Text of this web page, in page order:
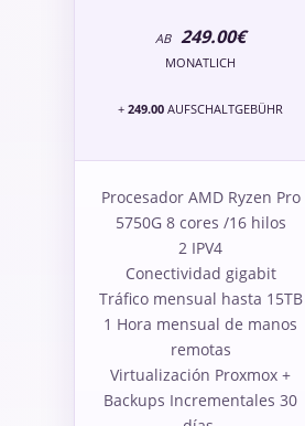
AB 249.00€
MONATLICH
+ 249.00 AUFSCHALTGEBÜHR
Procesador AMD Ryzen Pro
5750G 8 cores /16 hilos
2 IPV4
Conectividad gigabit
Tráfico mensual hasta 15TB
1 Hora mensual de manos
remotas
Virtualización Proxmox +
Backups Incrementales 30